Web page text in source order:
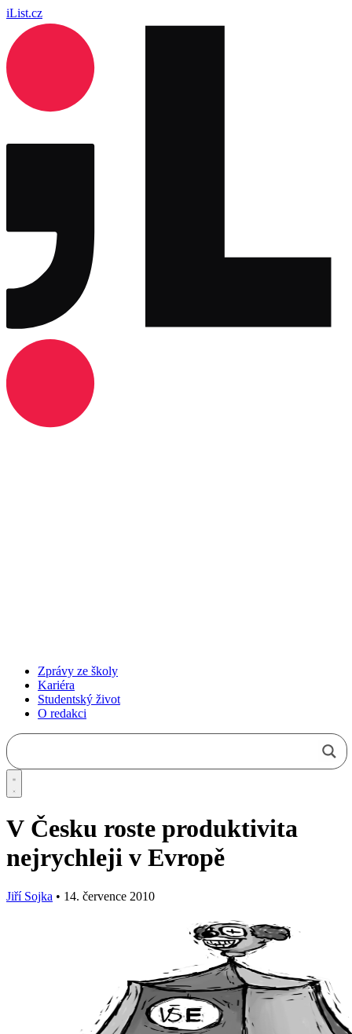
iList.cz
Zprávy ze školy
Kariéra
Studentský život
O redakci
V Česku roste produktivita
nejrychleji v Evropě
Jiří Sojka • 14. července 2010